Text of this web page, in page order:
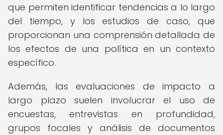
que permiten identificar tendencias a lo largo
del tiempo, y los estudios de caso, que
proporcionan una comprensión detallada de
los efectos de una política en un contexto
específico.
Además, las evaluaciones de impacto a
largo plazo suelen involucrar el uso de
encuestas, entrevistas en profundidad,
grupos focales y análisis de documentos